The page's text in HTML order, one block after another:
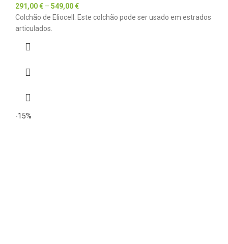
291,00€ – 549,00€
Colchão de Eliocell. Este colchão pode ser usado em estrados
articulados.
-15%